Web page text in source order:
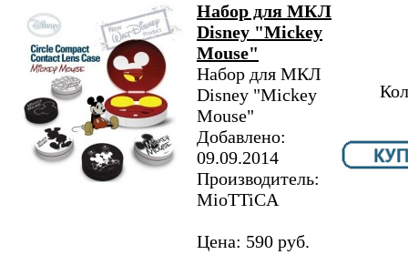
Набор для МКЛ
Disney "Mickey
Mouse"
Набор для МКЛ
Disney "Mickey
Mouse"
Добавлено:
09.09.2014
Производитель:
MioTTiCA
Цена: 590 руб.